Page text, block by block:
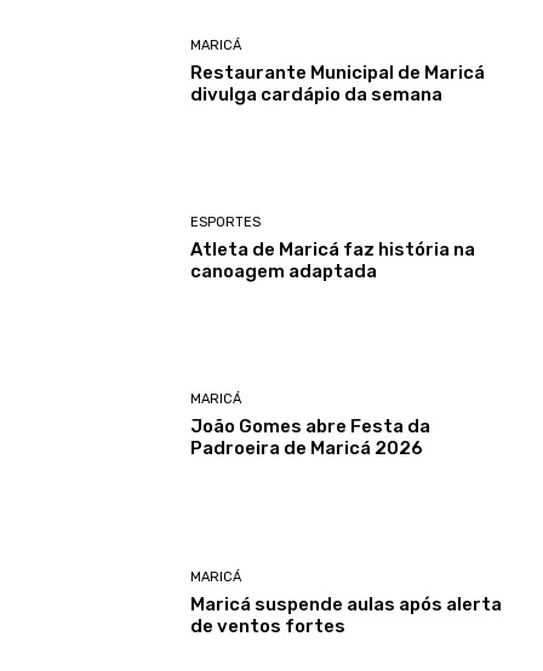
MARICÁ
Restaurante Municipal de Maricá
divulga cardápio da semana
ESPORTES
Atleta de Maricá faz história na
canoagem adaptada
MARICÁ
João Gomes abre Festa da
Padroeira de Maricá 2026
MARICÁ
Maricá suspende aulas após alerta
de ventos fortes